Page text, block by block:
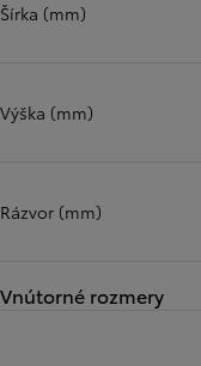
Šírka (mm)
Výška (mm)
Rázvor (mm)
Vnútorné rozmery